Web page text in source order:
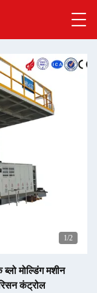
1/2
मोल्डिंग मशीन
कंट्रोल